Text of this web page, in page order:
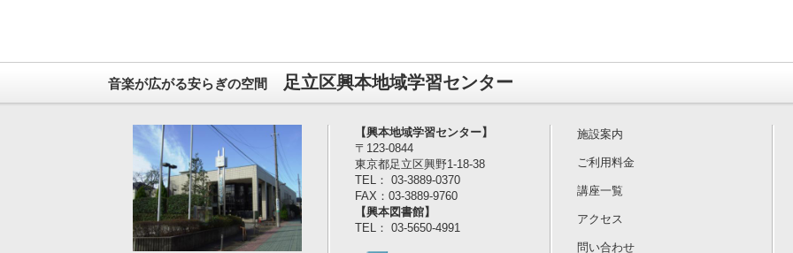
音楽が広がる安らぎの空間 足立区興本地域学習センター
【興本地域学習センター】
〒123-0844
東京都足立区興野1-18-38
TEL： 03-3889-0370
FAX：03-3889-9760
【興本図書館】
TEL： 03-5650-4991
施設案内
ご利用料金
講座一覧
アクセス
問い合わせ